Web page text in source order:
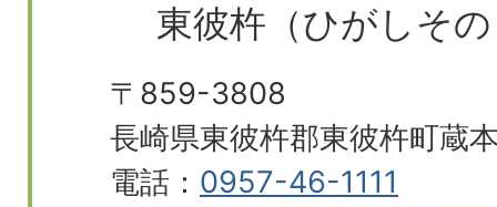
東彼杵（ひがしそ
〒859-3808
長崎県東彼杵郡東彼杵町蔵
電話： 0957-46-1111